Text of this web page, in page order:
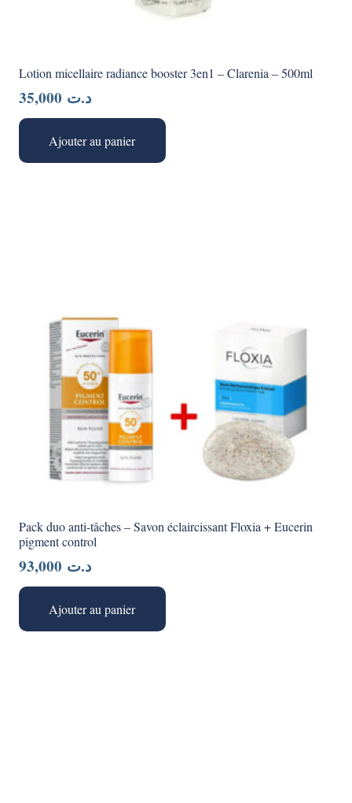
Lotion micellaire radiance booster 3en1 – Clarenia – 500ml
د.ت
Ajouter au panier
Pack duo anti-tâches – Savon éclaircissant Floxia + Eucerin
pigment control
د.ت
Ajouter au panier